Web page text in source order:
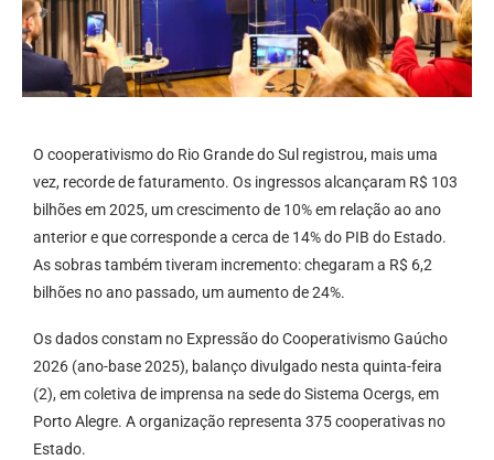
O cooperativismo do Rio Grande do Sul registrou, mais uma
vez, recorde de faturamento. Os ingressos alcançaram R$ 103
bilhões em 2025, um crescimento de 10% em relação ao ano
anterior e que corresponde a cerca de 14% do PIB do Estado.
As sobras também tiveram incremento: chegaram a R$ 6,2
bilhões no ano passado, um aumento de 24%.
Os dados constam no Expressão do Cooperativismo Gaúcho
2026 (ano-base 2025), balanço divulgado nesta quinta-feira
(2), em coletiva de imprensa na sede do Sistema Ocergs, em
Porto Alegre. A organização representa 375 cooperativas no
Estado.